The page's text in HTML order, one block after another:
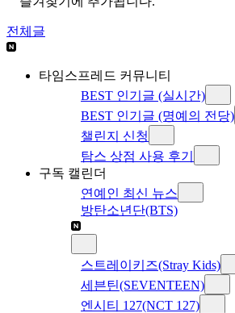
전체글
타임스프레드 커뮤니티
BEST 인기글 (실시간)
BEST 인기글 (명예의 전당)
챌린지 신청
탐스 상점 사용 후기
구독 캘린더
연예인 최신 뉴스
방탄소년단(BTS)
스트레이키즈(Stray Kids)
세븐틴(SEVENTEEN)
엔시티 127(NCT 127)